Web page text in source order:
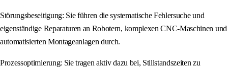
Störungsbeseitigung: Sie führen die systematische Fehlersuche und
eigenständige Reparaturen an Robotern, komplexen CNC-Maschinen und
automatisierten Montageanlagen durch.
Prozessoptimierung: Sie tragen aktiv dazu bei, Stillstandszeiten zu